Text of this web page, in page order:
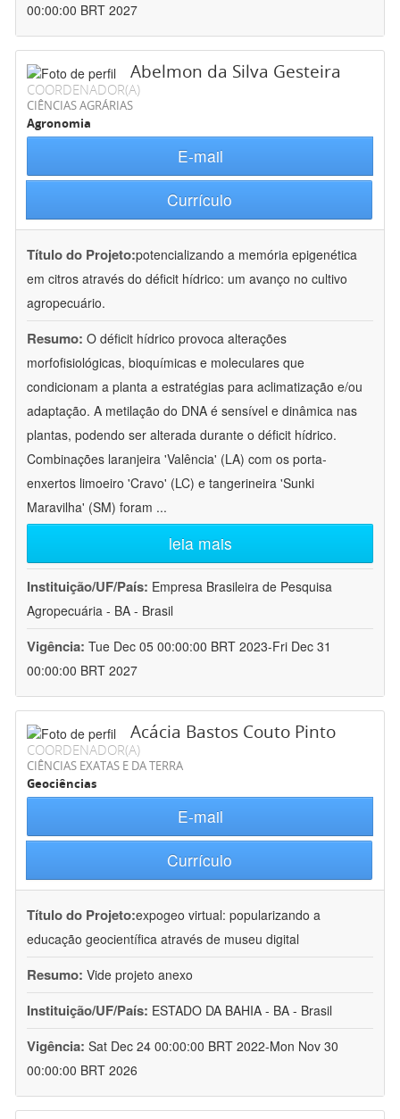
00:00:00 BRT 2027
Abelmon da Silva Gesteira
COORDENADOR(A)
CIÊNCIAS AGRÁRIAS
Agronomia
E-mail
Currículo
Título do Projeto:potencializando a memória epigenética
em citros através do déficit hídrico: um avanço no cultivo
agropecuário.
Resumo: O déficit hídrico provoca alterações
morfofisiológicas, bioquímicas e moleculares que
condicionam a planta a estratégias para aclimatização e/ou
adaptação. A metilação do DNA é sensível e dinâmica nas
plantas, podendo ser alterada durante o déficit hídrico.
Combinações laranjeira 'Valência' (LA) com os porta-
enxertos limoeiro 'Cravo' (LC) e tangerineira 'Sunki
Maravilha' (SM) foram ...
leia mais
Instituição/UF/País: Empresa Brasileira de Pesquisa
Agropecuária - BA - Brasil
Vigência: Tue Dec 05 00:00:00 BRT 2023-Fri Dec 31
00:00:00 BRT 2027
Acácia Bastos Couto Pinto
COORDENADOR(A)
CIÊNCIAS EXATAS E DA TERRA
Geociências
E-mail
Currículo
Título do Projeto:expogeo virtual: popularizando a
educação geocientífica através de museu digital
Resumo: Vide projeto anexo
Instituição/UF/País: ESTADO DA BAHIA - BA - Brasil
Vigência: Sat Dec 24 00:00:00 BRT 2022-Mon Nov 30
00:00:00 BRT 2026